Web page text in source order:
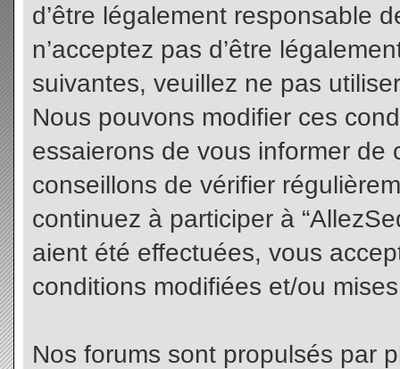
d’être légalement responsable
n’acceptez pas d’être
suivantes, veuillez ne pas
Nous pouvons modifier ces
essaierons de vous informer
conseillons de vérifier
continuez à participer à
aient été effectuées, vous
conditions modifiées et/ou
Nos forums sont propulsés par